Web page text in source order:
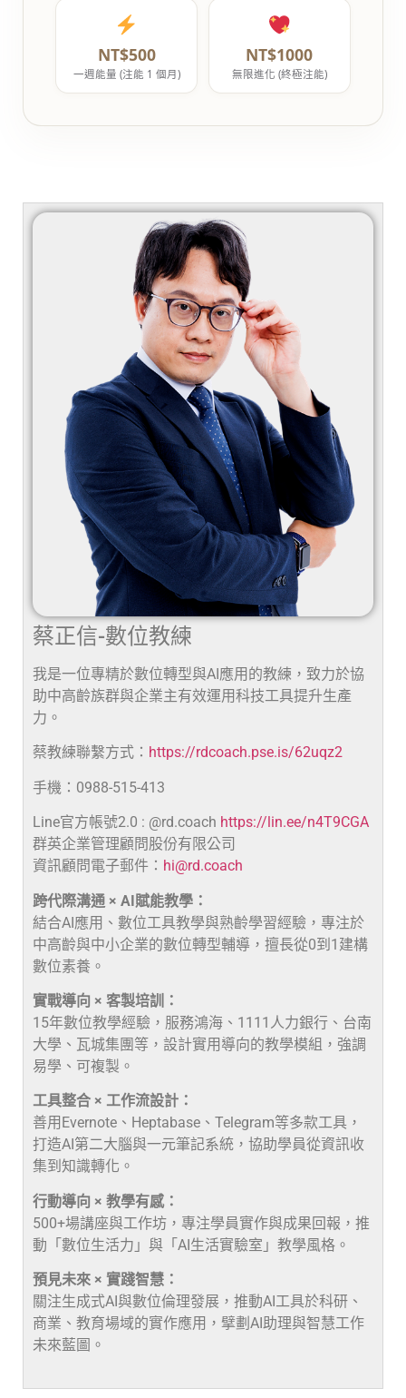
NT$500
一週能量 (注能 1 個月)
NT$1000
無限進化 (終極注能)
蔡正信-數位教練
我是一位專精於數位轉型與AI應用的教練，致力於協
助中高齡族群與企業主有效運用科技工具提升生產
力。
蔡教練聯繫方式： https://rdcoach.pse.is/62uqz2
手機：0988-515-413
Line官方帳號2.0 : @rd.coach https://lin.ee/n4T9CGA
群英企業管理顧問股份有限公司
資訊顧問電子郵件： hi@rd.coach
跨代際溝通 × AI賦能教學：
結合AI應用、數位工具教學與熟齡學習經驗，專注於
中高齡與中小企業的數位轉型輔導，擅長從0到1建構
數位素養。
實戰導向 × 客製培訓：
15年數位教學經驗，服務鴻海、1111人力銀行、台南
大學、瓦城集團等，設計實用導向的教學模組，強調
易學、可複製。
工具整合 × 工作流設計：
善用Evernote、Heptabase、Telegram等多款工具，
打造AI第二大腦與一元筆記系統，協助學員從資訊收
集到知識轉化。
行動導向 × 教學有感：
500+場講座與工作坊，專注學員實作與成果回報，推
動「數位生活力」與「AI生活實驗室」教學風格。
預見未來 × 實踐智慧：
關注生成式AI與數位倫理發展，推動AI工具於科研、
商業、教育場域的實作應用，擘劃AI助理與智慧工作
未來藍圖。